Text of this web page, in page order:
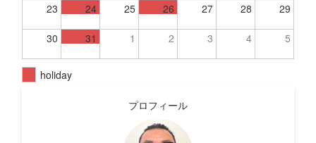
23 24 25 26 27 28 29
30 31 1 2 3 4 5
holiday
プロフィール